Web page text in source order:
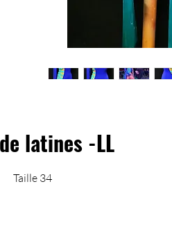
latines -LL
Taille 34